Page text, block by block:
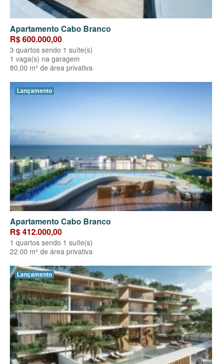
Apartamento Cabo Branco
R$ 600.000,00
3 quartos sendo 1 suíte(s)
1 vaga(s) na garagem
80.00 m² de área privativa
Lançamento
Apartamento Cabo Branco
R$ 412.000,00
1 quartos sendo 1 suíte(s)
22.00 m² de área privativa
Lançamento